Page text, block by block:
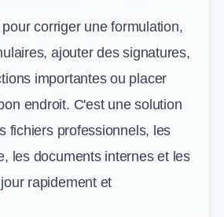
corriger une formulation,
ajouter des signatures,
importantes ou placer
endroit. C'est une solution
fichiers professionnels, les
les documents internes et les
rapidement et